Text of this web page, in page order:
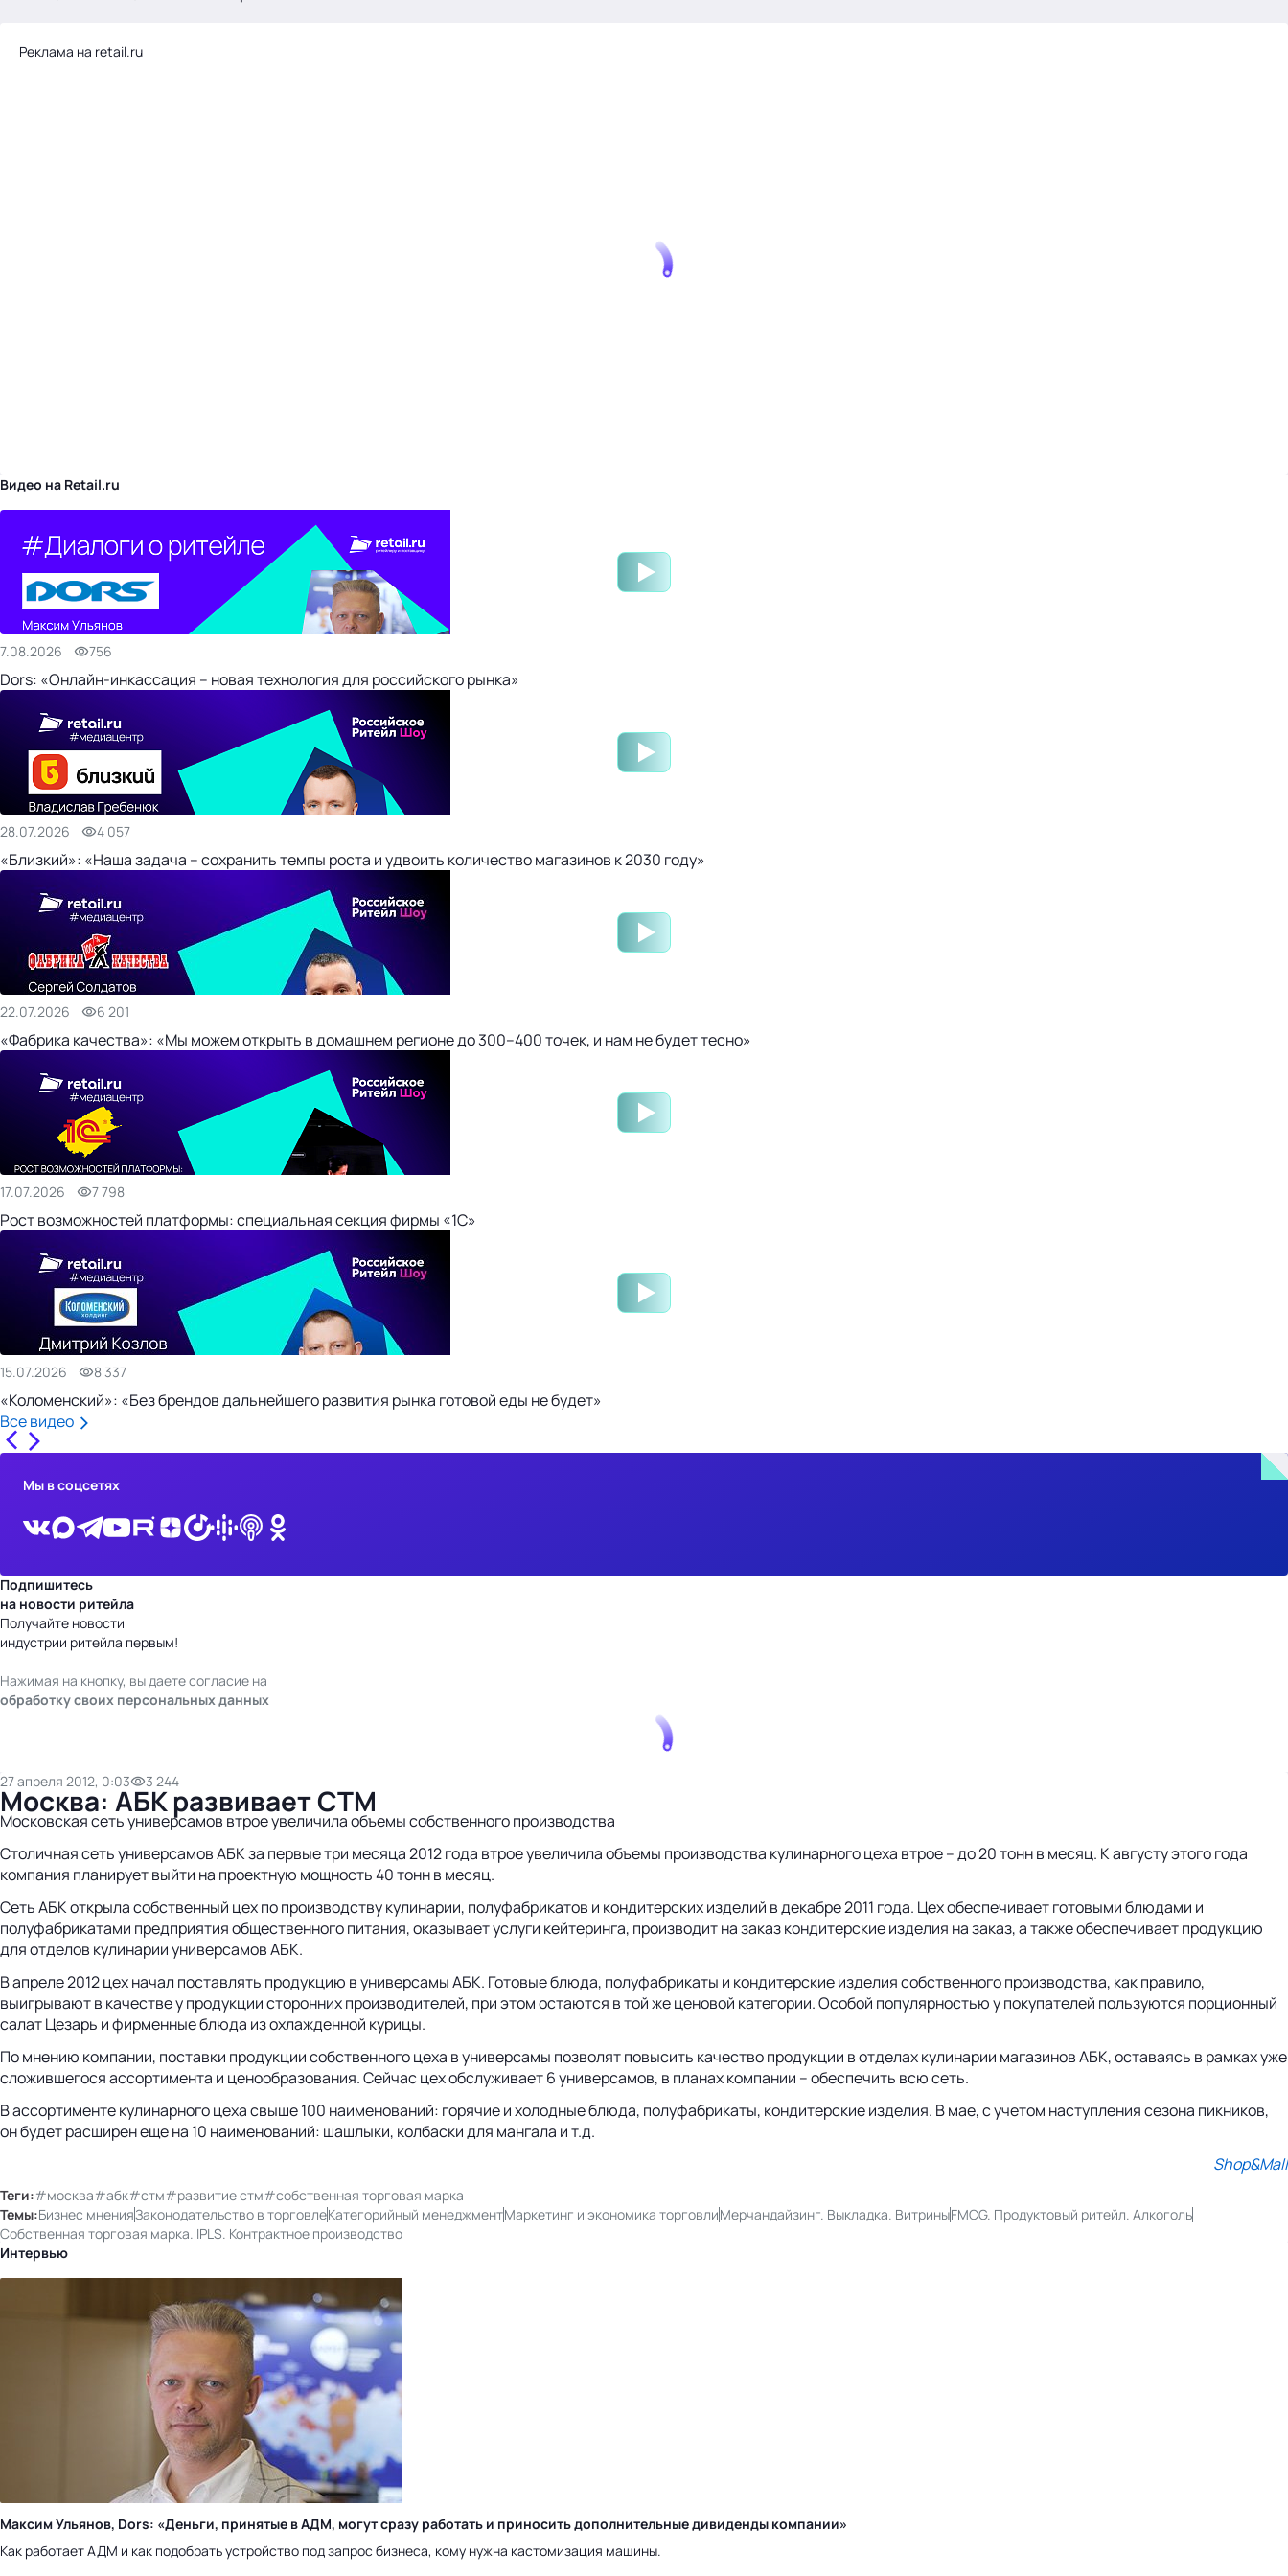
Реклама на retail.ru
Видео на Retail.ru
7.08.2026 756
Dors: «Онлайн-инкассация – новая технология для российского рынка»
28.07.2026 4 057
«Близкий»: «Наша задача – сохранить темпы роста и удвоить количество магазинов к 2030 году»
22.07.2026 6 201
«Фабрика качества»: «Мы можем открыть в домашнем регионе до 300–400 точек, и нам не будет тесно»
17.07.2026 7 798
Рост возможностей платформы: специальная секция фирмы «1С»
15.07.2026 8 337
«Коломенский»: «Без брендов дальнейшего развития рынка готовой еды не будет»
Все видео
Мы в соцсетях
Подпишитесь
на новости ритейла
Получайте новости
индустрии ритейла первым!
Нажимая на кнопку, вы даете согласие на
обработку своих персональных данных
27 апреля 2012, 0:03 3 244
Москва: АБК развивает СТМ
Московская сеть универсамов втрое увеличила объемы собственного производства
Столичная сеть универсамов АБК за первые три месяца 2012 года втрое увеличила объемы производства кулинарного цеха втрое – до 20 тонн в месяц. К августу этого года
компания планирует выйти на проектную мощность 40 тонн в месяц.
Сеть АБК открыла собственный цех по производству кулинарии, полуфабрикатов и кондитерских изделий в декабре 2011 года. Цех обеспечивает готовыми блюдами и
полуфабрикатами предприятия общественного питания, оказывает услуги кейтеринга, производит на заказ кондитерские изделия на заказ, а также обеспечивает продукцию
для отделов кулинарии универсамов АБК.
В апреле 2012 цех начал поставлять продукцию в универсамы АБК. Готовые блюда, полуфабрикаты и кондитерские изделия собственного производства, как правило,
выигрывают в качестве у продукции сторонних производителей, при этом остаются в той же ценовой категории. Особой популярностью у покупателей пользуются порционный
салат Цезарь и фирменные блюда из охлажденной курицы.
По мнению компании, поставки продукции собственного цеха в универсамы позволят повысить качество продукции в отделах кулинарии магазинов АБК, оставаясь в рамках уже
сложившегося ассортимента и ценообразования. Сейчас цех обслуживает 6 универсамов, в планах компании – обеспечить всю сеть.
В ассортименте кулинарного цеха свыше 100 наименований: горячие и холодные блюда, полуфабрикаты, кондитерские изделия. В мае, с учетом наступления сезона пикников,
он будет расширен еще на 10 наименований: шашлыки, колбаски для мангала и т.д.
Shop&Mall
Теги:#москва#абк#стм#развитие стм#собственная торговая марка
Темы:Бизнес мненияЗаконодательство в торговлеКатегорийный менеджментМаркетинг и экономика торговлиМерчандайзинг. Выкладка. ВитриныFMCG. Продуктовый ритейл. Алкоголь
Собственная торговая марка. IPLS. Контрактное производство
Интервью
Максим Ульянов, Dors: «Деньги, принятые в АДМ, могут сразу работать и приносить дополнительные дивиденды компании»
Как работает АДМ и как подобрать устройство под запрос бизнеса, кому нужна кастомизация машины.